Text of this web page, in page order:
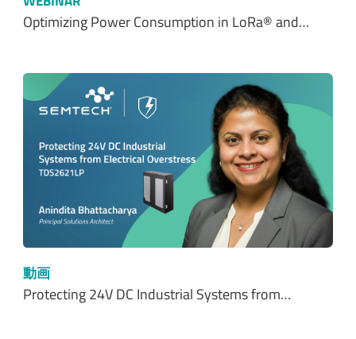
Optimizing Power Consumption in LoRa® and…
動画
Protecting 24V DC Industrial Systems from…